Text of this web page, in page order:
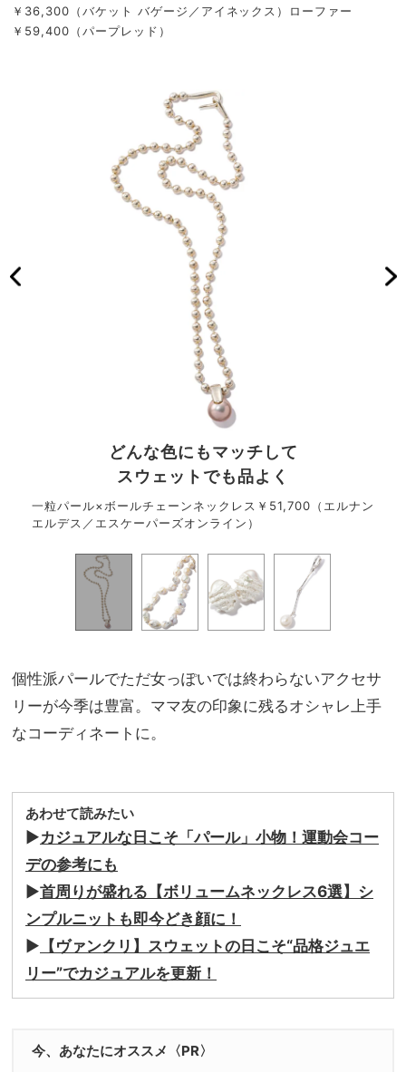
￥36,300（バケット バゲージ／アイネックス）ローファー
￥59,400（パープレッド）
どんな色にもマッチして
スウェットでも品よく
一粒パール×ボールチェーンネックレス￥51,700（エルナン
エルデス／エスケーパーズオンライン）
個性派パールでただ女っぽいでは終わらないアクセサ
リーが今季は豊富。ママ友の印象に残るオシャレ上手
なコーディネートに。
あわせて読みたい
▶︎カジュアルな日こそ「パール」小物！運動会コー
デの参考にも
▶︎首周りが盛れる【ボリュームネックレス6選】シ
ンプルニットも即今どき顔に！
▶︎ 【ヴァンクリ】スウェットの日こそ“品格ジュエ
リー”でカジュアルを更新！
今、あなたにオススメ〈PR〉